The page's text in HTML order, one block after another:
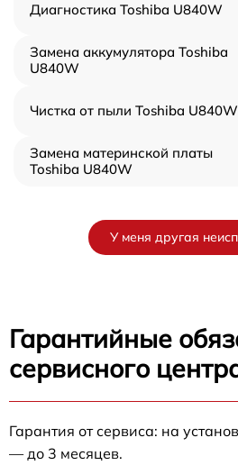
Диагностика Toshiba U840W
Замена аккумулятора Toshiba
U840W
Чистка от пыли Toshiba U840W
Замена материнской платы
Toshiba U840W
У меня другая
Гарантийные
сервисного
Гарантия от сервиса: на
— до 3 месяцев.